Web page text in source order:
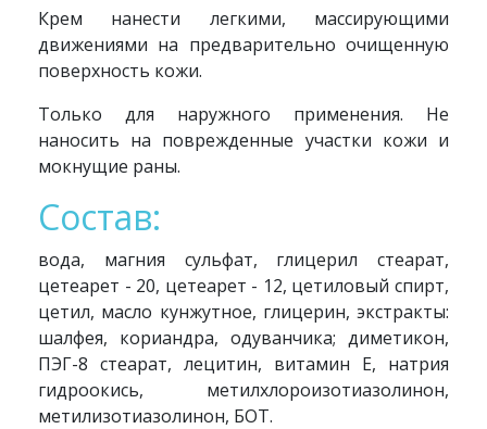
Крем нанести легкими, массирующими
движениями на предварительно очищенную
поверхность кожи.
Только для наружного применения. Не
наносить на поврежденные участки кожи и
мокнущие раны.
Состав:
вода, магния сульфат, глицерил стеарат,
цетеарет - 20, цетеарет - 12, цетиловый спирт,
цетил, масло кунжутное, глицерин, экстракты:
шалфея, кориандра, одуванчика; диметикон,
ПЭГ-8 стеарат, лецитин, витамин Е, натрия
гидроокись, метилхлороизотиазолинон,
метилизотиазолинон, БОТ.